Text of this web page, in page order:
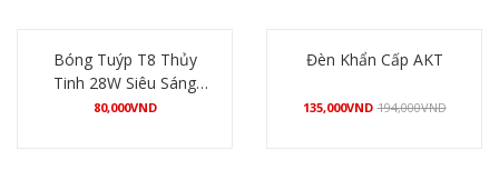
Bóng Tuýp T8 Thủy
Tinh 28W Siêu Sáng
MT Lighting –
80,000VND
Đèn Khẩn Cấp AKT
135,000VND 194,000VND